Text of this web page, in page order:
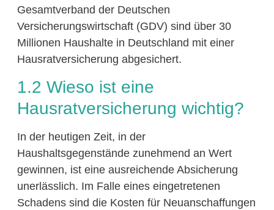
Gesamtverband der Deutschen
Versicherungswirtschaft (GDV) sind über 30
Millionen Haushalte in Deutschland mit einer
Hausratversicherung abgesichert.
1.2 Wieso ist eine
Hausratversicherung wichtig?
In der heutigen Zeit, in der
Haushaltsgegenstände zunehmend an Wert
gewinnen, ist eine ausreichende Absicherung
unerlässlich. Im Falle eines eingetretenen
Schadens sind die Kosten für Neuanschaffungen